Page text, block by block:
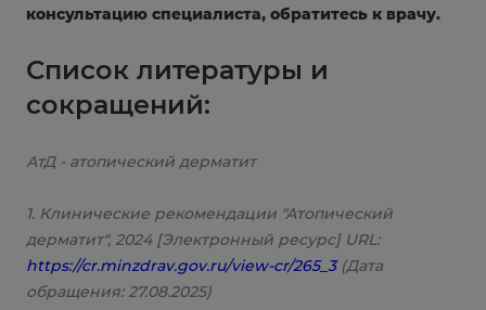
консультацию специалиста, обратитесь к врачу.
Список литературы и
сокращений:
АтД - атопический дерматит
1. Клинические рекомендации "Атопический
дерматит", 2024 [Электронный ресурс] URL:
https://cr.minzdrav.gov.ru/view-cr/265_3(Дата
обращения: 27.08.2025)